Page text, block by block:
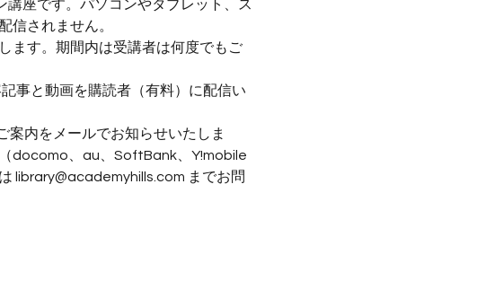
講座です。パソコンやタブレット、ス
信されません。
ます。期間内は受講者は何度でもご
事と動画を購読者（有料）に配信い
案内をメールでお知らせいたしま
docomo、au、SoftBank、Y!mobile
library@academyhills.com までお問